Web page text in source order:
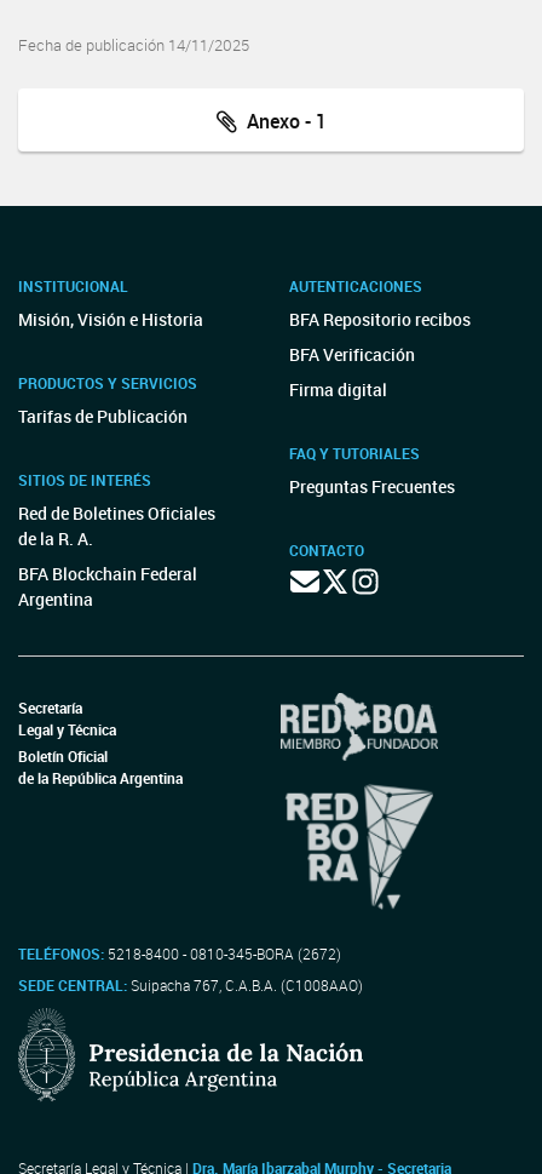
Fecha de publicación 14/11/2025
Anexo - 1
INSTITUCIONAL
Misión, Visión e Historia
PRODUCTOS Y SERVICIOS
Tarifas de Publicación
SITIOS DE INTERÉS
Red de Boletines Oficiales
de la R. A.
BFA Blockchain Federal
Argentina
AUTENTICACIONES
BFA Repositorio recibos
BFA Verificación
Firma digital
FAQ Y TUTORIALES
Preguntas Frecuentes
CONTACTO
Secretaría
Legal y Técnica
Boletín Oficial
de la República Argentina
TELÉFONOS: 5218-8400 - 0810-345-BORA (2672)
SEDE CENTRAL:Suipacha 767, C.A.B.A. (C1008AAO)
Secretaría Legal y Técnica | Dra. María Ibarzabal Murphy - Secretaria